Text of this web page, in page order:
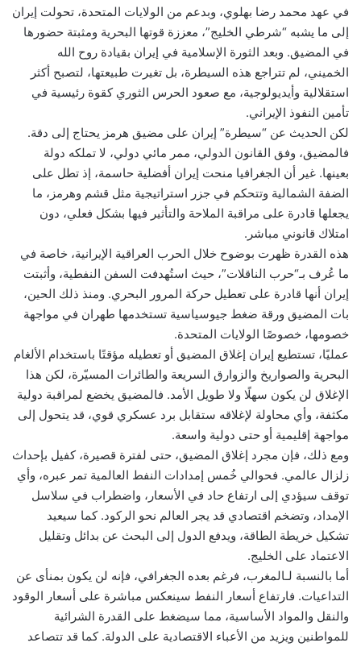
في عهد محمد رضا بهلوي، وبدعم من الولايات المتحدة، تحولت إيران
إلى ما يشبه “شرطي الخليج”، معززة قوتها البحرية ومثبتة حضورها
في المضيق. وبعد الثورة الإسلامية في إيران بقيادة روح الله
الخميني، لم تتراجع هذه السيطرة، بل تغيرت طبيعتها، لتصبح أكثر
استقلالية وأيديولوجية، مع صعود الحرس الثوري كقوة رئيسية في
تأمين النفوذ الإيراني.
لكن الحديث عن “سيطرة” إيران على مضيق هرمز يحتاج إلى دقة.
فالمضيق، وفق القانون الدولي، ممر مائي دولي، لا تملكه دولة
بعينها. غير أن الجغرافيا منحت إيران أفضلية حاسمة، إذ تطل على
الضفة الشمالية وتتحكم في جزر استراتيجية مثل قشم وهرمز، ما
يجعلها قادرة على مراقبة الملاحة والتأثير فيها بشكل فعلي، دون
امتلاك قانوني مباشر.
هذه القدرة ظهرت بوضوح خلال الحرب العراقية الإيرانية، خاصة في
ما عُرف بـ“حرب الناقلات”، حيث استُهدفت السفن النفطية، وأثبتت
إيران أنها قادرة على تعطيل حركة المرور البحري. ومنذ ذلك الحين،
بات المضيق ورقة ضغط جيوسياسية تستخدمها طهران في مواجهة
خصومها، خصوصًا الولايات المتحدة.
عمليًا، تستطيع إيران إغلاق المضيق أو تعطيله مؤقتًا باستخدام الألغام
البحرية والصواريخ والزوارق السريعة والطائرات المسيّرة، لكن هذا
الإغلاق لن يكون سهلًا ولا طويل الأمد. فالمضيق يخضع لمراقبة دولية
مكثفة، وأي محاولة لإغلاقه ستقابل برد عسكري قوي، قد يتحول إلى
مواجهة إقليمية أو حتى دولية واسعة.
ومع ذلك، فإن مجرد إغلاق المضيق، حتى لفترة قصيرة، كفيل بإحداث
زلزال عالمي. فحوالي خُمس إمدادات النفط العالمية تمر عبره، وأي
توقف سيؤدي إلى ارتفاع حاد في الأسعار، واضطراب في سلاسل
الإمداد، وتضخم اقتصادي قد يجر العالم نحو الركود. كما سيعيد
تشكيل خريطة الطاقة، ويدفع الدول إلى البحث عن بدائل وتقليل
الاعتماد على الخليج.
أما بالنسبة لـالمغرب، فرغم بعده الجغرافي، فإنه لن يكون بمنأى عن
التداعيات. فارتفاع أسعار النفط سينعكس مباشرة على أسعار الوقود
والنقل والمواد الأساسية، مما سيضغط على القدرة الشرائية
للمواطنين ويزيد من الأعباء الاقتصادية على الدولة. كما قد تتصاعد